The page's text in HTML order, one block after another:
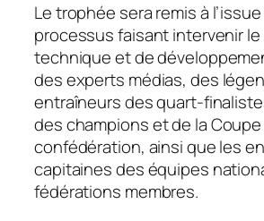
Le trophée sera remis à l’issue
processus faisant intervenir le
technique et de
des experts médias, des
entraîneurs des quart-
des champions et de la Coupe
confédération, ainsi que les
capitaines des équipes
fédérations membres.